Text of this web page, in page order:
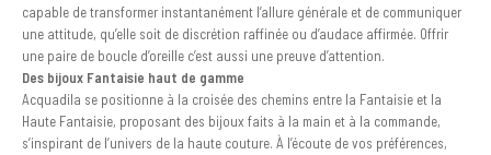
capable de transformer instantanément l’allure générale et de communiquer
une attitude, qu’elle soit de discrétion raffinée ou d’audace affirmée. Offrir
une paire de boucle d’oreille c’est aussi une preuve d’attention.
Des bijoux Fantaisie haut de gamme
Acquadila se positionne à la croisée des chemins entre la Fantaisie et la
Haute Fantaisie, proposant des bijoux faits à la main et à la commande,
s’inspirant de l’univers de la haute couture. À l’écoute de vos préférences,